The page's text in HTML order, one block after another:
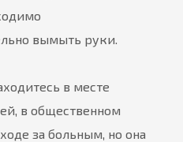
вымыть руки.
в месте
в общественном
за больным, но она